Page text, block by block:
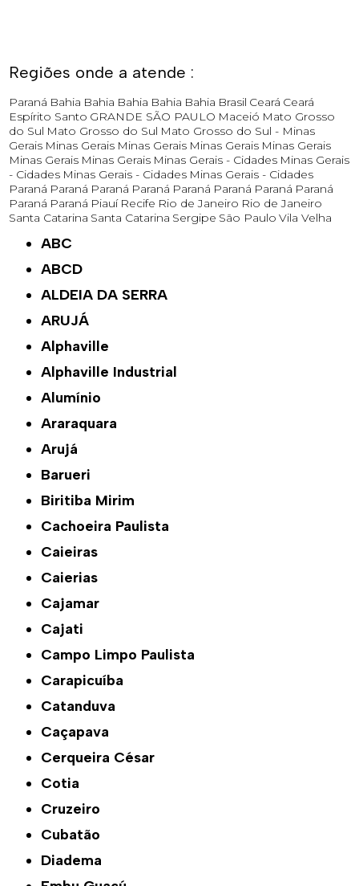
Regiões onde a atende :
Paraná Bahia Bahia Bahia Bahia Bahia Brasil Ceará Ceará
Espírito Santo GRANDE SÃO PAULO Maceió Mato Grosso
do Sul Mato Grosso do Sul Mato Grosso do Sul - Minas
Gerais Minas Gerais Minas Gerais Minas Gerais Minas Gerais
Minas Gerais Minas Gerais Minas Gerais - Cidades Minas Gerais
- Cidades Minas Gerais - Cidades Minas Gerais - Cidades
Paraná Paraná Paraná Paraná Paraná Paraná Paraná Paraná
Paraná Paraná Piauí Recife Rio de Janeiro Rio de Janeiro
Santa Catarina Santa Catarina Sergipe São Paulo Vila Velha
ABC
ABCD
ALDEIA DA SERRA
ARUJÁ
Alphaville
Alphaville Industrial
Alumínio
Araraquara
Arujá
Barueri
Biritiba Mirim
Cachoeira Paulista
Caieiras
Caierias
Cajamar
Cajati
Campo Limpo Paulista
Carapicuíba
Catanduva
Caçapava
Cerqueira César
Cotia
Cruzeiro
Cubatão
Diadema